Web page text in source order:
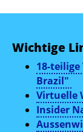
Wichtige
18-teilige
Brazil"
Virtuelle
Insider